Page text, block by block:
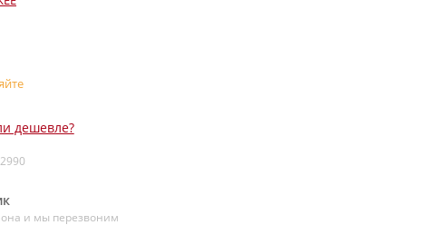
дешевле?
и мы перезвоним